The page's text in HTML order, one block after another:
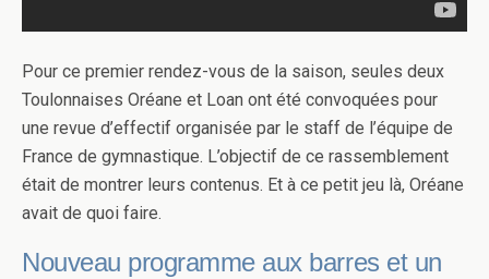
Pour ce premier rendez-vous de la saison, seules deux
Toulonnaises Oréane et Loan ont été convoquées pour
une revue d’effectif organisée par le staff de l’équipe de
France de gymnastique. L’objectif de ce rassemblement
était de montrer leurs contenus. Et à ce petit jeu là, Oréane
avait de quoi faire.
Nouveau programme aux barres et un